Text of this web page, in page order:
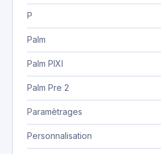
P
Palm
Palm PIXI
Palm Pre 2
Paramètrages
Personnalisation